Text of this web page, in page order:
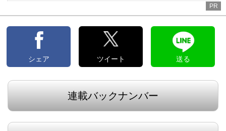
PR
シェア ツイート 送る
連載バックナンバー